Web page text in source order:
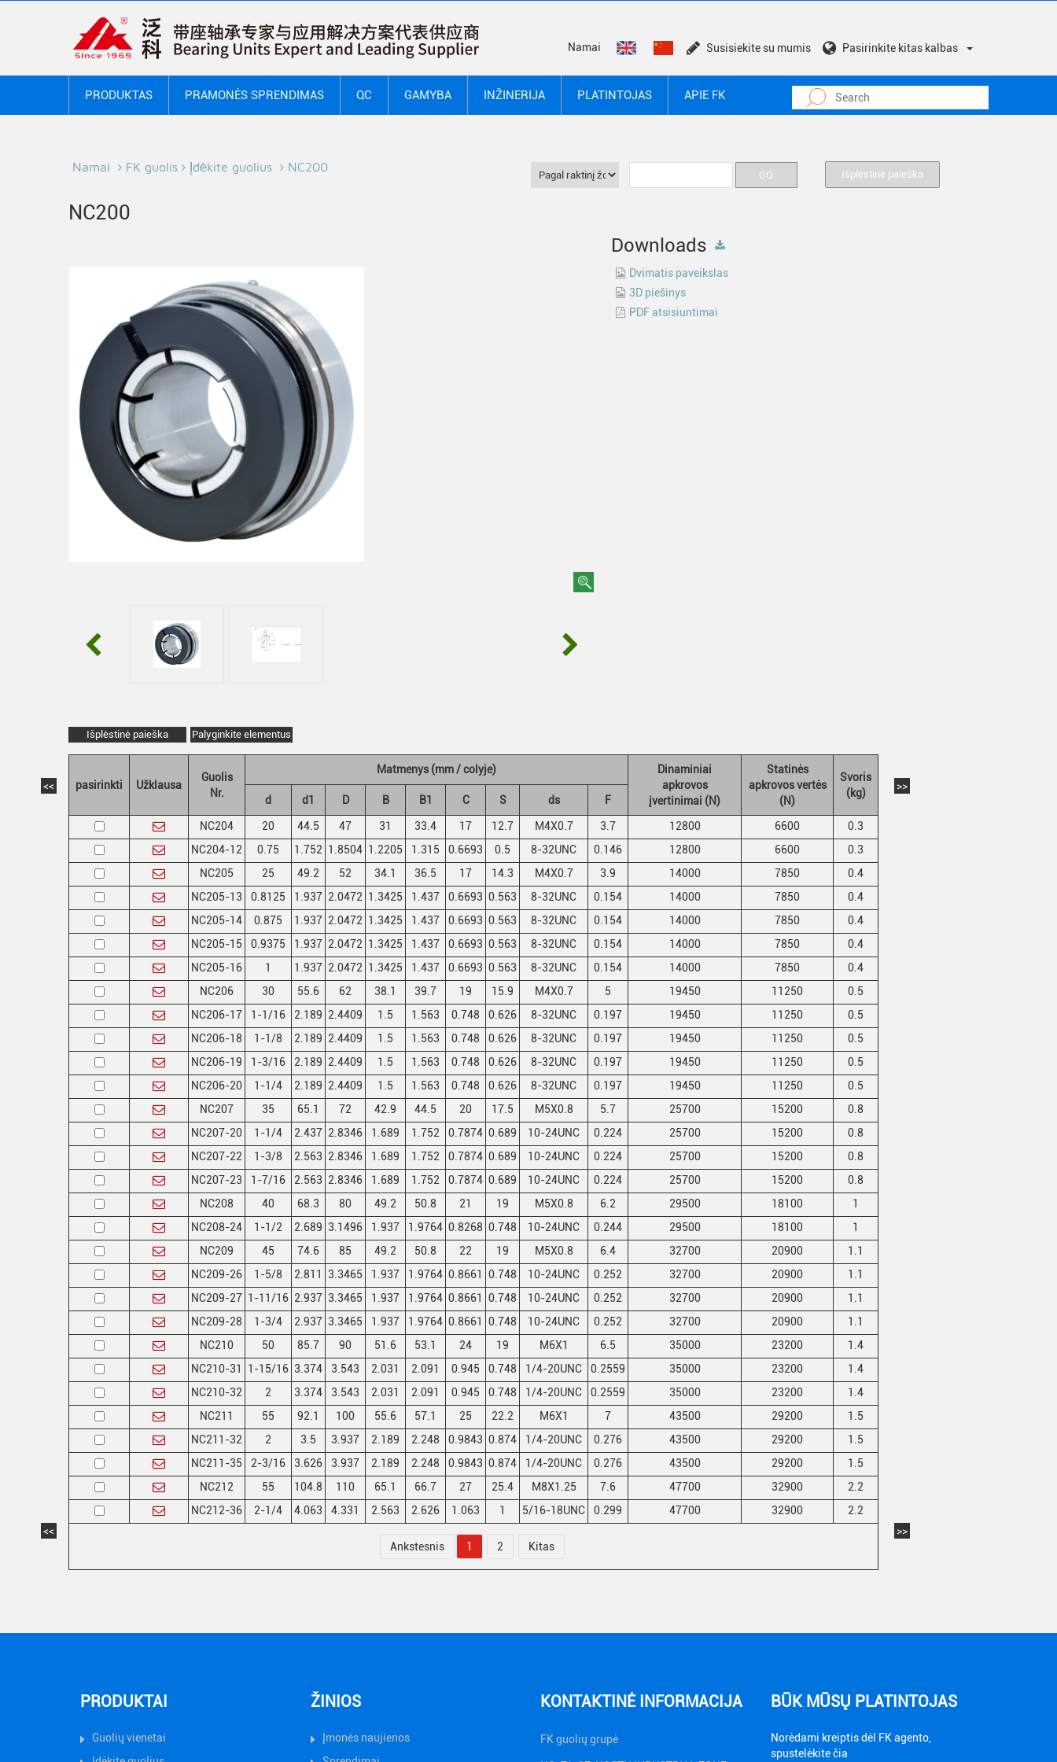
Namai Susisiekite su mumis Pasirinkite kitas kalbas
PRODUKTAS PRAMONĖS SPRENDIMAS QC GAMYBA INŽINERIJA PLATINTOJAS APIE FK
Namai FK guolis Įdėkite guolius NC200
Išplėstinė paieška
NC200
Downloads
Dvimatis paveikslas
3D piešinys
PDF atsisiuntimai
Išplėstinė paieška Palyginkite elementus
>>
<< pasirinkti Užklausa
Guolis
Nr.
Matmenys (mm / colyje)
Dinaminiai
apkrovos
įvertinimai (N)
Statinės
apkrovos vertės
(N)
Svoris
(kg)
d d1 D B B1 C S ds F
NC204 20 44.5 47 31 33.4 17 12.7 M4X0.7 3.7 12800 6600
0.3
NC204-12
0.75 1.752 1.8504 1.2205 1.315 0.6693 0.5 8-32UNC 0.146 12800 6600
0.3
NC205
25 49.2 52 34.1 36.5 17 14.3 M4X0.7 3.9 14000 7850
0.4
NC205-13
0.8125 1.937 2.0472 1.3425 1.437 0.6693 0.563 8-32UNC 0.154 14000 7850
0.4
NC205-14
0.875 1.937 2.0472 1.3425 1.437 0.6693 0.563 8-32UNC 0.154 14000 7850
0.4
NC205-15
0.9375 1.937 2.0472 1.3425 1.437 0.6693 0.563 8-32UNC 0.154 14000 7850
0.4
NC205-16
1 1.937 2.0472 1.3425 1.437 0.6693 0.563 8-32UNC 0.154 14000 7850
0.4
NC206
30 55.6 62 38.1 39.7 19 15.9 M4X0.7 5 19450 11250
0.5
NC206-17
1-1/16 2.189 2.4409 1.5 1.563 0.748 0.626 8-32UNC 0.197 19450 11250
0.5
NC206-18
1-1/8 2.189 2.4409 1.5 1.563 0.748 0.626 8-32UNC 0.197 19450 11250
0.5
NC206-19
1-3/16 2.189 2.4409 1.5 1.563 0.748 0.626 8-32UNC 0.197 19450 11250
0.5
NC206-20
1-1/4 2.189 2.4409 1.5 1.563 0.748 0.626 8-32UNC 0.197 19450 11250
0.5
NC207
35 65.1 72 42.9 44.5 20 17.5 M5X0.8 5.7 25700 15200
0.8
NC207-20
1-1/4 2.437 2.8346 1.689 1.752 0.7874 0.689 10-24UNC 0.224 25700 15200
0.8
NC207-22
1-3/8 2.563 2.8346 1.689 1.752 0.7874 0.689 10-24UNC 0.224 25700 15200
0.8
NC207-23
1-7/16 2.563 2.8346 1.689 1.752 0.7874 0.689 10-24UNC 0.224 25700 15200
0.8
NC208
40 68.3 80 49.2 50.8 21 19 M5X0.8 6.2 29500 18100
1
NC208-24
1-1/2 2.689 3.1496 1.937 1.9764 0.8268 0.748 10-24UNC 0.244 29500 18100
1
NC209
45 74.6 85 49.2 50.8 22 19 M5X0.8 6.4 32700 20900
1.1
NC209-26
1-5/8 2.811 3.3465 1.937 1.9764 0.8661 0.748 10-24UNC 0.252 32700 20900
1.1
NC209-27 1-11/16 2.937 3.3465 1.937 1.9764 0.8661 0.748 10-24UNC 0.252 32700 20900
1.1
NC209-28
1-3/4 2.937 3.3465 1.937 1.9764 0.8661 0.748 10-24UNC 0.252 32700 20900
1.1
NC210
50 85.7 90 51.6 53.1 24 19 M6X1 6.5 35000 23200
1.4
NC210-31
1-15/16 3.374 3.543 2.031 2.091 0.945 0.748 1/4-20UNC 0.2559 35000 23200
1.4
NC210-32
2 3.374 3.543 2.031 2.091 0.945 0.748 1/4-20UNC 0.2559 35000 23200
1.4
NC211
55 92.1 100 55.6 57.1 25 22.2 M6X1 7 43500 29200
1.5
NC211-32
2 3.5 3.937 2.189 2.248 0.9843 0.874 1/4-20UNC 0.276 43500 29200
1.5
NC211-35
2-3/16 3.626 3.937 2.189 2.248 0.9843 0.874 1/4-20UNC 0.276 43500 29200
1.5
NC212
55 104.8 110 65.1 66.7 27 25.4 M8X1.25 7.6 47700 32900
2.2
NC212-36
2-1/4 4.063 4.331 2.563 2.626 1.063 1 5/16-18UNC 0.299 47700 32900 2.2
Ankstesnis 1 2 Kitas
>>
<<
PRODUKTAI
Guolių vienetai
ŽINIOS
Įmonės naujienos
KONTAKTINĖ INFORMACIJA
FK guolių grupė
BŪK MŪSŲ PLATINTOJAS
Norėdami kreiptis dėl FK agento,
spustelėkite čia